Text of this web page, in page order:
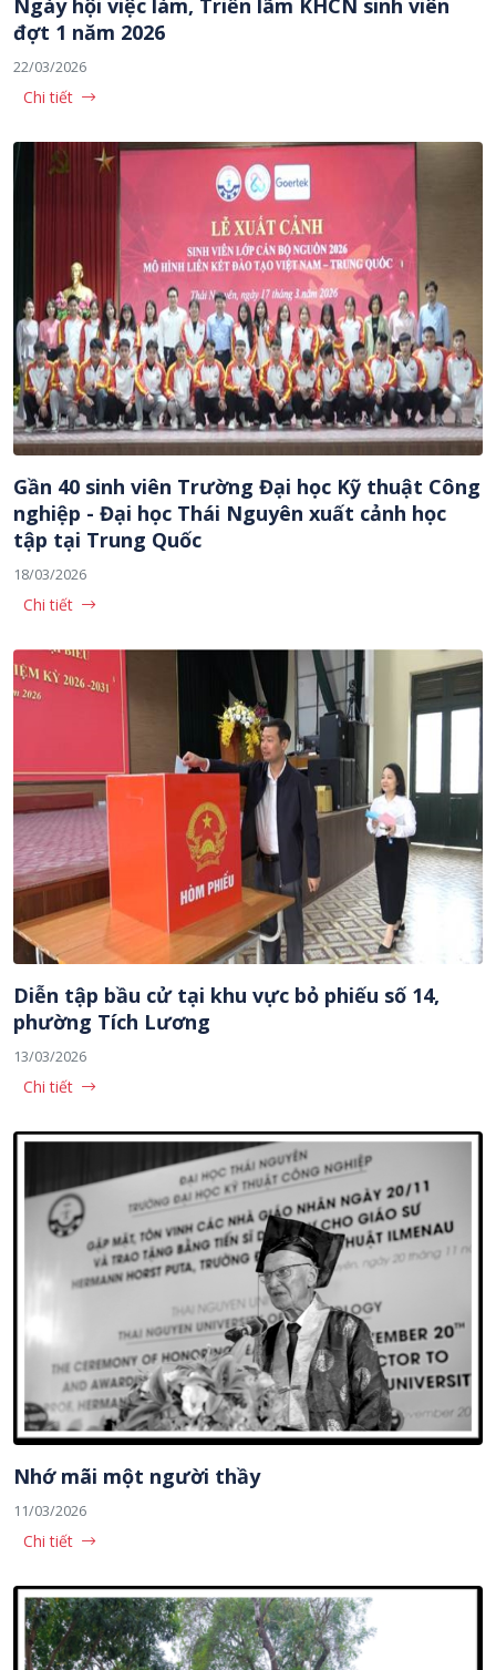
Ngày hội việc làm, Triển lãm KHCN sinh viên
đợt 1 năm 2026
22/03/2026
Chi tiết
Gần 40 sinh viên Trường Đại học Kỹ thuật Công
nghiệp - Đại học Thái Nguyên xuất cảnh học
tập tại Trung Quốc
18/03/2026
Chi tiết
Diễn tập bầu cử tại khu vực bỏ phiếu số 14,
phường Tích Lương
13/03/2026
Chi tiết
Nhớ mãi một người thầy
11/03/2026
Chi tiết